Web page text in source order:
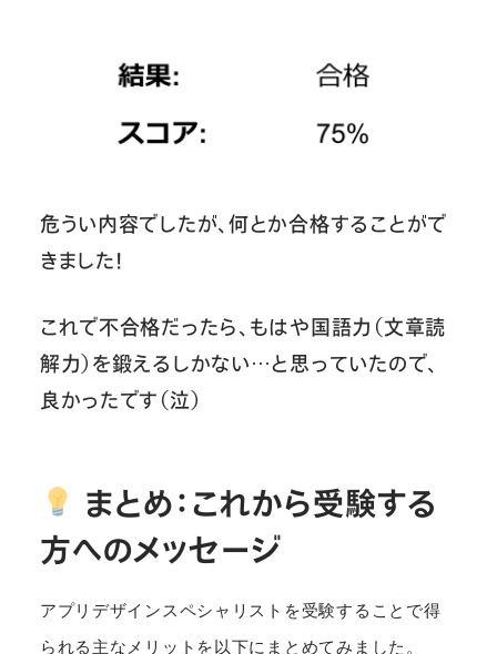
危うい内容でしたが、何とか合格することがで
きました！
これで不合格だったら、もはや国語力（文章読
解力）を鍛えるしかない…と思っていたので、
良かったです（泣）
まとめ：これから受験する
方へのメッセージ
アプリデザインスペシャリストを受験することで得
られる主なメリットを以下にまとめてみました。